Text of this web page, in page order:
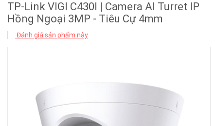
TP-Link VIGI C430I | Camera AI Turret IP
Hồng Ngoại 3MP - Tiêu Cự 4mm
Đánh giá sản phẩm này